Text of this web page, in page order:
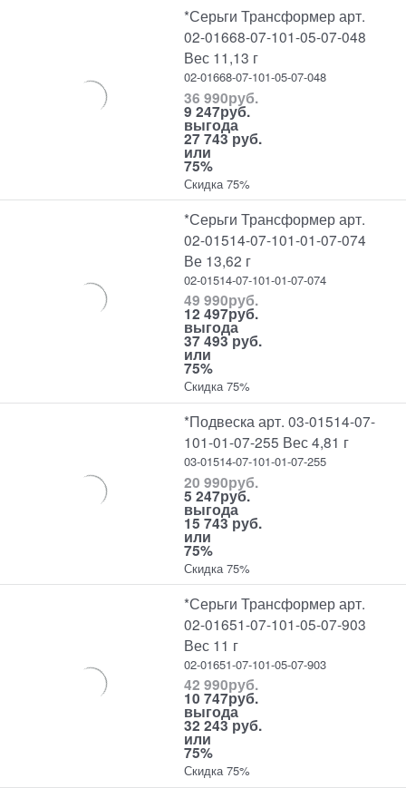
*Серьги Трансформер арт.
02-01668-07-101-05-07-048
Вес 11,13 г
02-01668-07-101-05-07-048
36 990руб.
9 247руб.
выгода
27 743 руб.
или
75%
Скидка 75%
*Серьги Трансформер арт.
02-01514-07-101-01-07-074
Ве 13,62 г
02-01514-07-101-01-07-074
49 990руб.
12 497руб.
выгода
37 493 руб.
или
75%
Скидка 75%
*Подвеска арт. 03-01514-07-
101-01-07-255 Вес 4,81 г
03-01514-07-101-01-07-255
20 990руб.
5 247руб.
выгода
15 743 руб.
или
75%
Скидка 75%
*Серьги Трансформер арт.
02-01651-07-101-05-07-903
Вес 11 г
02-01651-07-101-05-07-903
42 990руб.
10 747руб.
выгода
32 243 руб.
или
75%
Скидка 75%